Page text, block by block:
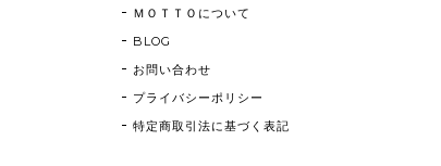
ＭＯＴＴＯについて
BLOG
お問い合わせ
プライバシーポリシー
特定商取引法に基づく表記